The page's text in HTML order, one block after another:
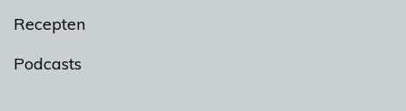
Recepten
Podcasts